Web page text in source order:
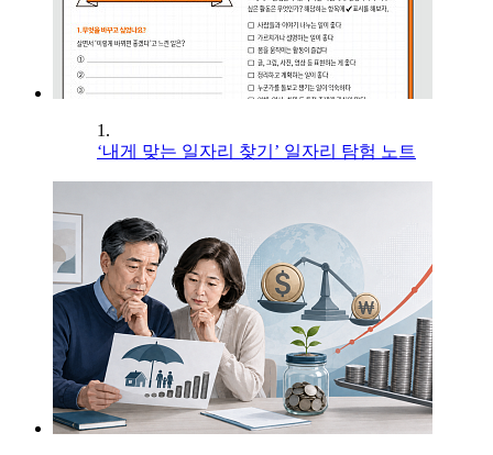
1.
‘내게 맞는 일자리 찾기’ 일자리 탐험 노트